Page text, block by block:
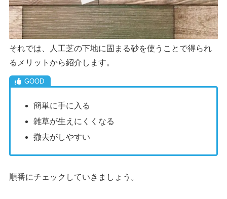
それでは、人工芝の下地に固まる砂を使うことで得られ
るメリットから紹介します。
簡単に手に入る
雑草が生えにくくなる
撤去がしやすい
順番にチェックしていきましょう。